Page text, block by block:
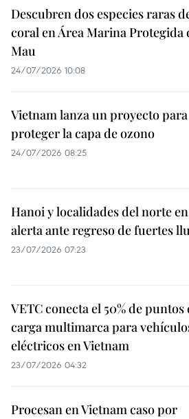
Descubren dos especies raras
coral en Área Marina Protegida
Mau
24/07/2026 10:08
Vietnam lanza un proyecto para
proteger la capa de ozono
24/07/2026 08:25
Hanoi y localidades del norte en
alerta ante regreso de fuertes
23/07/2026 07:23
VETC conecta el 50% de puntos
carga multimarca para
eléctricos en Vietnam
23/07/2026 04:32
Procesan en Vietnam caso por